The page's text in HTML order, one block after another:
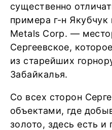
существенно
примера г-н Якубчук
Metals Corp. —
Сергеевское,
из старейших
Забайкалья.
Со всех сторон
объектами, где
золото, здесь есть и